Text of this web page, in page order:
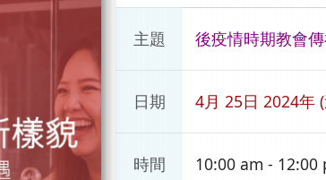
主題 後疫情時期教會
日期 4月 25日 2024年
時間 10:00 am - 12:00